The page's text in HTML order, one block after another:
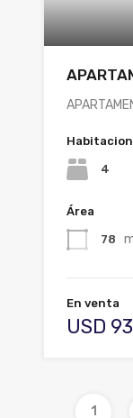
4
Área
78
En venta
USD
1